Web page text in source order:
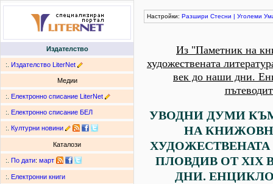
Издателство
:. Издателство LiterNet
Медии
:. Електронно списание LiterNet
:. Електронно списание БЕЛ
:. Културни новини
Каталози
:. По дати: март
:. Електронни книги
Настройки: Разшири Стесни | Уголеми
Из "Паметник на
художествената
век до наши дни.
УВОДНИ ДУМИ
НА
ХУДОЖЕСТВЕНАТА
ПЛОВДИВ ОТ ХІХ
ДНИ.